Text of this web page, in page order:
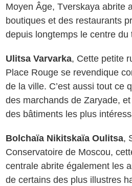
Moyen Âge, Tverskaya abrite
boutiques et des restaurants
depuis longtemps le centre du
Ulitsa Varvarka, Cette petite
Place Rouge se revendique
de la ville. C’est aussi tout ce
des marchands de Zaryade,
des bâtiments les plus
Bolchaïa Nikitskaïa Oulitsa,
Conservatoire de Moscou,
centrale abrite également les
de certains des plus illustres